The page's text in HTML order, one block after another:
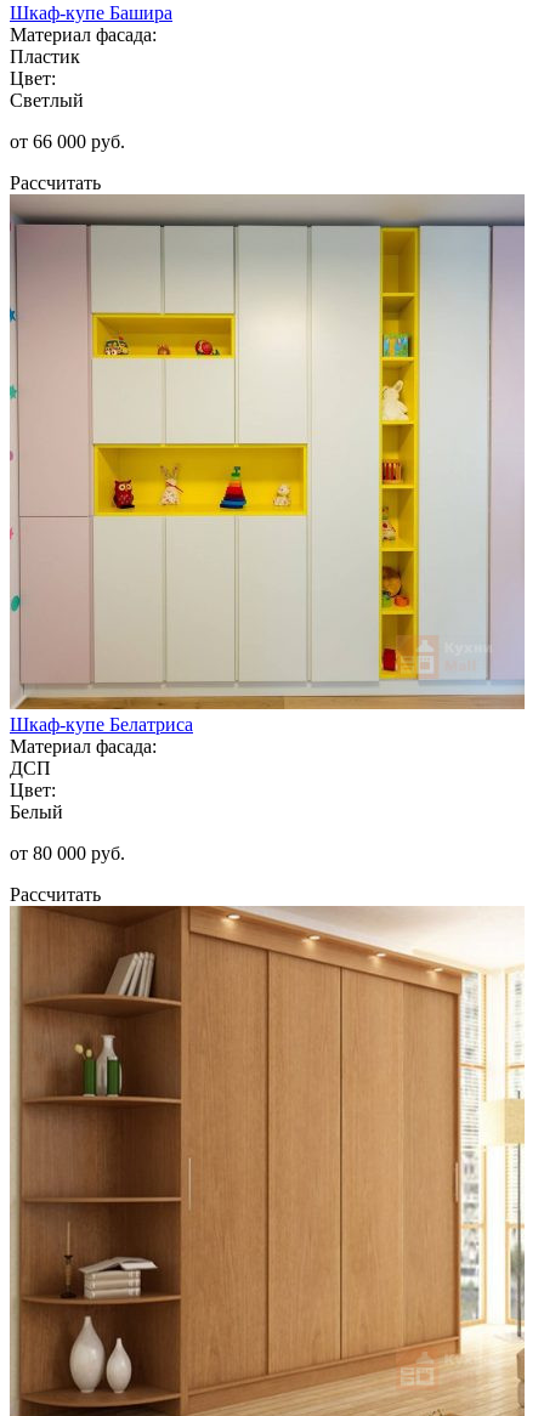
Шкаф-купе Башира
Материал фасада:
Пластик
Цвет:
Светлый
от 66 000 руб.
Рассчитать
Шкаф-купе Белатриса
Материал фасада:
ДСП
Цвет:
Белый
от 80 000 руб.
Рассчитать